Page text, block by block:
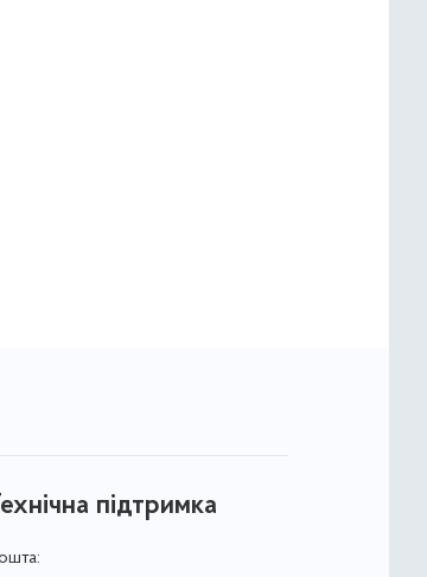
підтримка